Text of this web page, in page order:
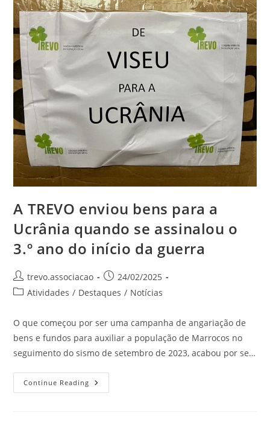
A TREVO enviou bens para a
Ucrânia quando se assinalou o
3.º ano do início da guerra
trevo.associacao
24/02/2025
Atividades / Destaques / Notícias
O que começou por ser uma campanha de angariação de
bens e fundos para auxiliar a população de Marrocos no
seguimento do sismo de setembro de 2023, acabou por se…
Continue Reading